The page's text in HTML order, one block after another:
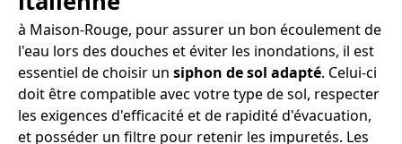
à Maison-Rouge, pour assurer un bon écoulement de
l'eau lors des douches et éviter les inondations, il est
essentiel de choisir un siphon de sol adapté. Celui-ci
doit être compatible avec votre type de sol, respecter
les exigences d'efficacité et de rapidité d'évacuation,
et posséder un filtre pour retenir les impuretés. Les